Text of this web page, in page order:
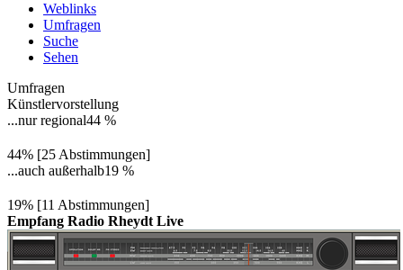
Weblinks
Umfragen
Suche
Sehen
Umfragen
Künstlervorstellung
...nur regional44 %
44% [25 Abstimmungen]
...auch außerhalb19 %
19% [11 Abstimmungen]
Empfang Radio Rheydt Live